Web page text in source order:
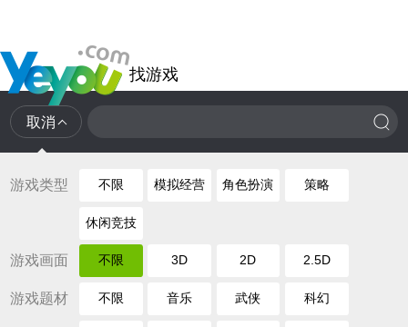
找游戏
取消
游戏类型 不限 模拟经营 角色扮演 策略
休闲竞技
游戏画面 不限 3D 2D 2.5D
游戏题材 不限 音乐 武侠 科幻